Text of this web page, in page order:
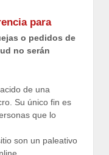
o pedidos de
no serán
de una
Su único fin es
que lo
son un paleativo